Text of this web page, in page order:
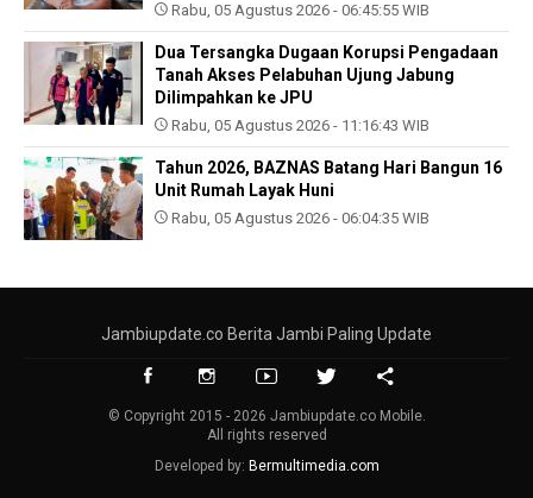
Rabu, 05 Agustus 2026 - 06:45:55 WIB
Dua Tersangka Dugaan Korupsi Pengadaan
Tanah Akses Pelabuhan Ujung Jabung
Dilimpahkan ke JPU
Rabu, 05 Agustus 2026 - 11:16:43 WIB
Tahun 2026, BAZNAS Batang Hari Bangun 16
Unit Rumah Layak Huni
Rabu, 05 Agustus 2026 - 06:04:35 WIB
Jambiupdate.co Berita Jambi Paling Update
© Copyright 2015 - 2026 Jambiupdate.co Mobile.
All rights reserved
Developed by: Bermultimedia.com